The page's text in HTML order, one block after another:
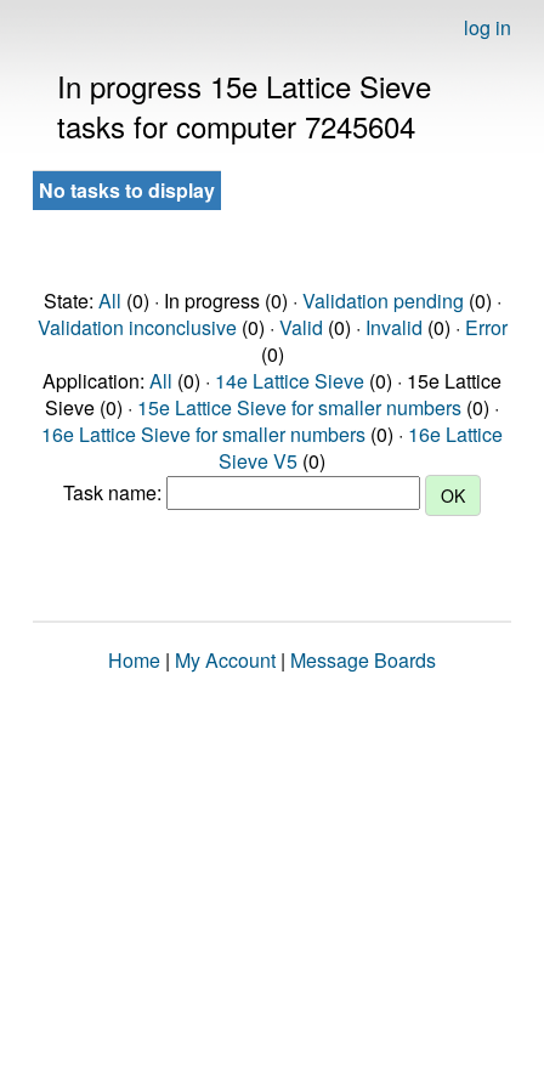
log in
In progress 15e Lattice Sieve
tasks for computer 7245604
No tasks to display
State: All (0) · In progress (0) · Validation pending (0) ·
Validation inconclusive(0) · Valid (0) · Invalid (0) · Error
(0)
Application: All (0) · 14e Lattice Sieve (0) · 15e Lattice
Sieve (0) · 15e Lattice Sieve for smaller numbers (0) ·
16e Lattice Sieve for smaller numbers (0) · 16e Lattice
Sieve V5 (0)
Task name:
Home | My Account | Message Boards